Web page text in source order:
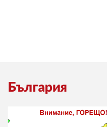
България